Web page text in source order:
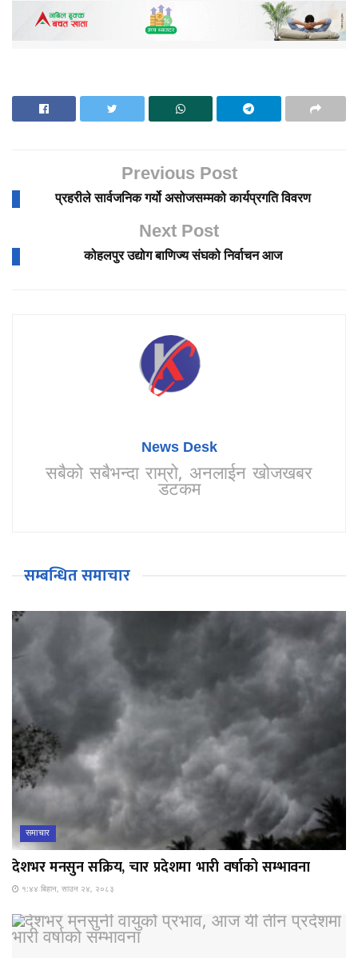
Previous Post
प्रहरीले सार्वजनिक गर्यो असोजसम्मको कार्यप्रगति विवरण
Next Post
कोहलपुर उद्योग बाणिज्य संघको निर्वाचन आज
News Desk
सबैको सबैभन्दा राम्रो, अनलाईन खोजखबर
डटकम
सम्बन्धित समाचार
समाचार
देशभर मनसुन सक्रिय, चार प्रदेशमा भारी वर्षाको सम्भावना
१:४४ बिहान, साउन २४, २०८३